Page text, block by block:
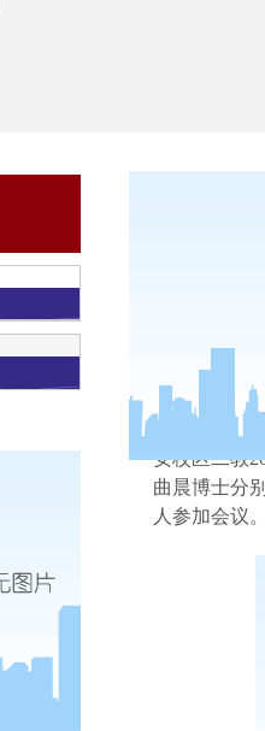
安校区二教
曲晨博士分
人参加会议